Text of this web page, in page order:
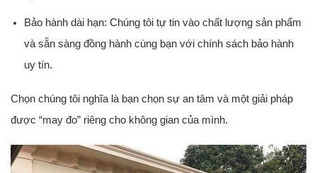
Bảo hành dài hạn: Chúng tôi tự tin vào chất lượng sản phẩm
và sẵn sàng đồng hành cùng bạn với chính sách bảo hành
uy tín.
Chọn chúng tôi nghĩa là bạn chọn sự an tâm và một giải pháp
được “may đo” riêng cho không gian của mình.